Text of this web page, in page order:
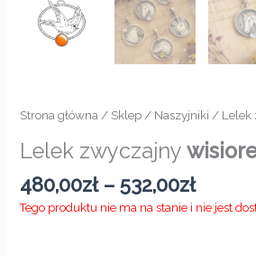
Strona główna / Sklep / Naszyjniki / Lelek
Lelek zwyczajny
480,00zł – 532,00złZakres
cen:
Tego produktu nie ma na stanie i nie jest